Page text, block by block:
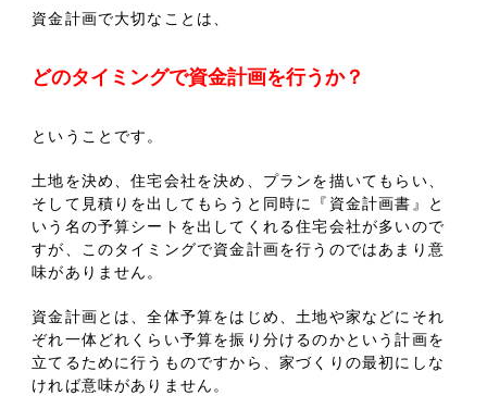
資金計画で大切なことは、
どのタイミングで資金計画を行うか？
ということです。
土地を決め、住宅会社を決め、プランを描いてもらい、
そして見積りを出してもらうと同時に『資金計画書』と
いう名の予算シートを出してくれる住宅会社が多いので
すが、このタイミングで資金計画を行うのではあまり意
味がありません。
資金計画とは、全体予算をはじめ、土地や家などにそれ
ぞれ一体どれくらい予算を振り分けるのかという計画を
立てるために行うものですから、家づくりの最初にしな
ければ意味がありません。